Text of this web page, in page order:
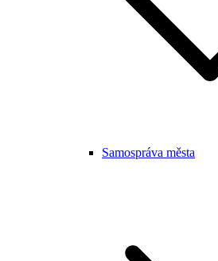
Samospráva města